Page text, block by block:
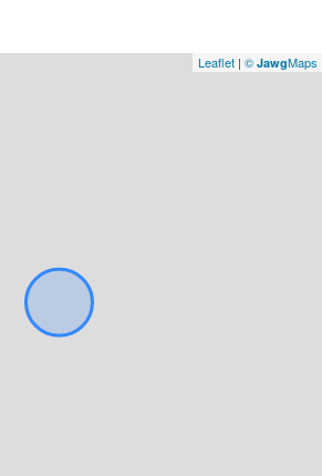
Leaflet |©JawgMaps